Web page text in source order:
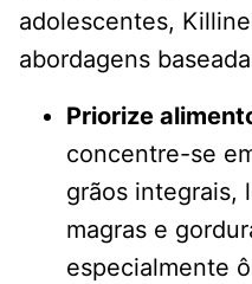
adolescentes,
abordagens
Priorize
concentre-se
grãos integrais,
magras e
especialmente